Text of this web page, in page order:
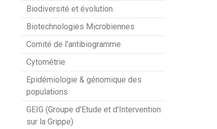
Biodiversité et évolution
Biotechnologies Microbiennes
Comité de l'antibiogramme
Cytométrie
Epidémiologie & génomique des
populations
GEIG (Groupe d'Etude et d'Intervention
sur la Grippe)